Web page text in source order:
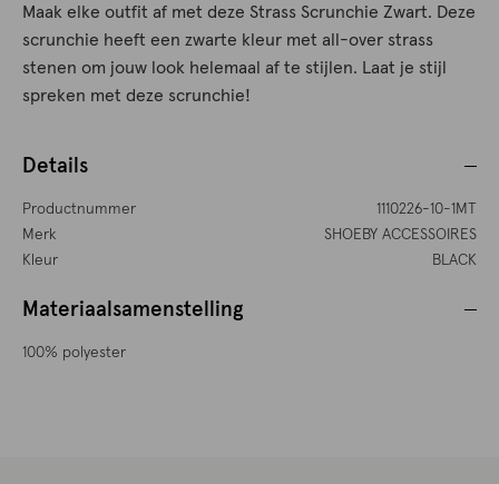
Maak elke outfit af met deze Strass Scrunchie Zwart. Deze
scrunchie heeft een zwarte kleur met all-over strass
stenen om jouw look helemaal af te stijlen. Laat je stijl
spreken met deze scrunchie!
Details
Productnummer
1110226-10-1MT
Merk
SHOEBY ACCESSOIRES
Kleur
BLACK
Materiaalsamenstelling
100% polyester